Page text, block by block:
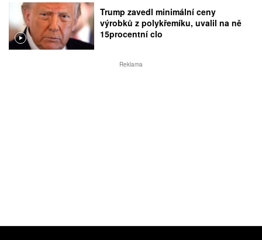
Trump zavedl minimální ceny
výrobků z polykřemíku, uvalil na ně
15procentní clo
Reklama